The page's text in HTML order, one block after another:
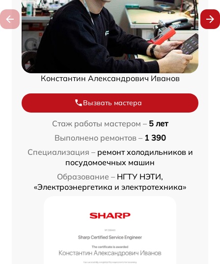
Константин Александрович Иванов
Вызвать мастера
Стаж работы мастером – 5 лет
Выполнено ремонтов – 1 390
Специализация – ремонт холодильников и
посудомоечных машин
Образование – НГТУ НЭТИ,
«Электроэнергетика и электротехника»